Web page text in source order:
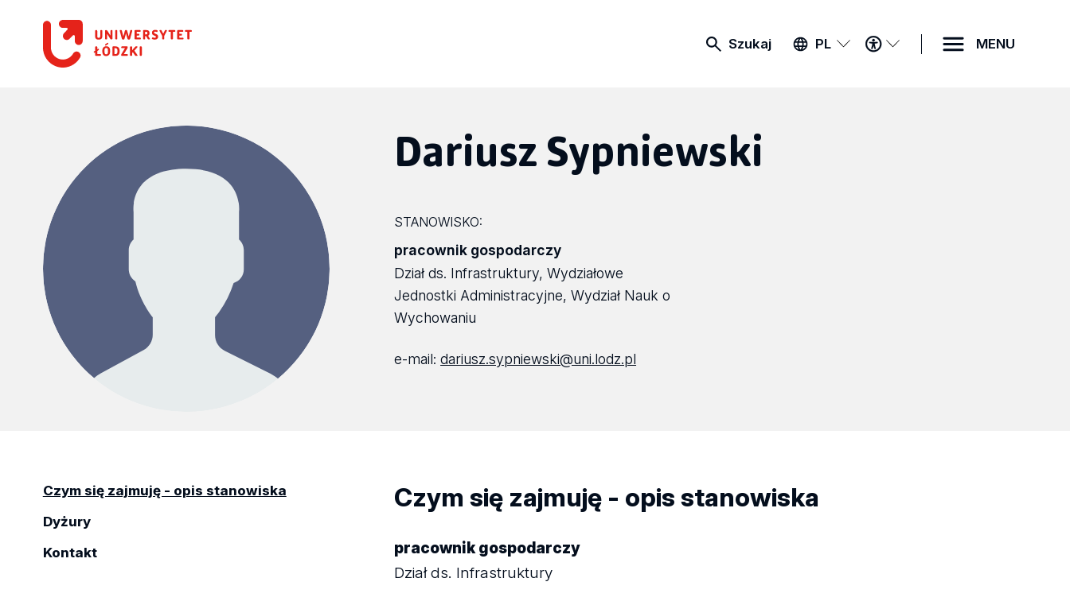
Szukaj PL
MENU
DOSTĘPNOŚCI
MENU
Dariusz Sypniewski
STANOWISKO:
pracownik gospodarczy
Dział ds. Infrastruktury, Wydziałowe
Jednostki Administracyjne, Wydział Nauk o
Wychowaniu
e-mail:dariusz.sypniewski@uni.lodz.pl
Czym się zajmuję - opis stanowiska
Dyżury
Kontakt
Czym się zajmuję - opis stanowiska
pracownik gospodarczy
Dział ds. Infrastruktury